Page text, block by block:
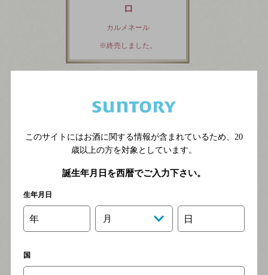
ロ
カルメネール
※終売しました。
サントリージャパンプレ
このサイトにはお酒に関する情報が含まれているため、 20
歳以上の方を対象としています。
誕生年月日を西暦でご入力下さい。
生年月日
年 月 日
国